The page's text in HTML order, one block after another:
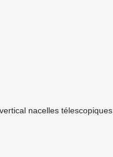
nacelles télescopiques